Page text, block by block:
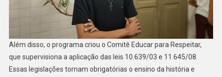
Além disso, o programa criou o Comitê Educar para Respeitar,
que supervisiona a aplicação das leis 10.639/03 e 11.645/08.
Essas legislações tornam obrigatórias o ensino da história e